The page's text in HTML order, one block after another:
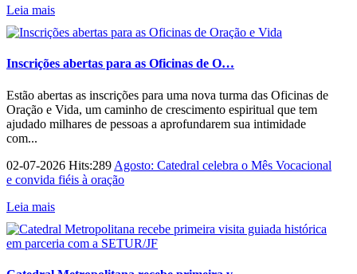
Leia mais
Inscrições abertas para as Oficinas de O…
Estão abertas as inscrições para uma nova turma das Oficinas de
Oração e Vida, um caminho de crescimento espiritual que tem
ajudado milhares de pessoas a aprofundarem sua intimidade
com...
02-07-2026 Hits:289 Agosto: Catedral celebra o Mês Vocacional
e convida fiéis à oração
Leia mais